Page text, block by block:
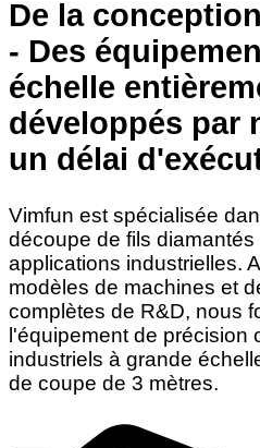
De la
- Des
échelle
développés par
un délai
Vimfun est spécialisée
découpe de fils
applications industrielles.
modèles de machines et
complètes de R&D, nous
l'équipement de précision
industriels à grande
de coupe de 3 mètres.